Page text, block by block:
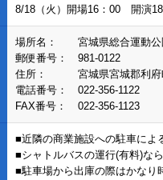
8/18（火）開場16：00 開演
場所名：
宮城県総合運動
郵便番号：
981-0122
住所：
宮城県宮城郡利
電話番号：
022-356-1122
FAX番号：
022-356-1123
■近隣の商業施設への駐車によ
■シャトルバスの運行(有料)な
■駐車場から出庫の際はかなり